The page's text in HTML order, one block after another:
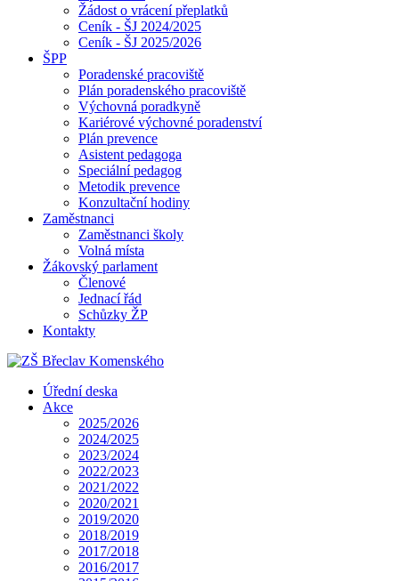
Žádost o vrácení přeplatků
Ceník - ŠJ 2024/2025
Ceník - ŠJ 2025/2026
ŠPP
Poradenské pracoviště
Plán poradenského pracoviště
Výchovná poradkyně
Kariérové výchovné poradenství
Plán prevence
Asistent pedagoga
Speciální pedagog
Metodik prevence
Konzultační hodiny
Zaměstnanci
Zaměstnanci školy
Volná místa
Žákovský parlament
Členové
Jednací řád
Schůzky ŽP
Kontakty
Úřední deska
Akce
2025/2026
2024/2025
2023/2024
2022/2023
2021/2022
2020/2021
2019/2020
2018/2019
2017/2018
2016/2017